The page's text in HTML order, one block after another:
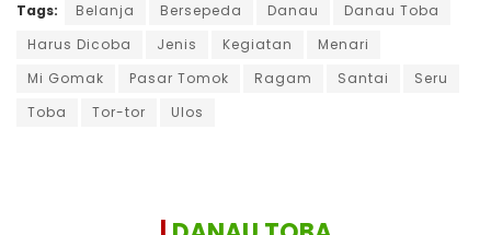
Tags: Belanja Bersepeda Danau
Danau Toba
Harus Dicoba
Jenis Kegiatan
Menari
Mi Gomak
Pasar Tomok Ragam Santai
Seru
Toba
Tor-tor Ulos